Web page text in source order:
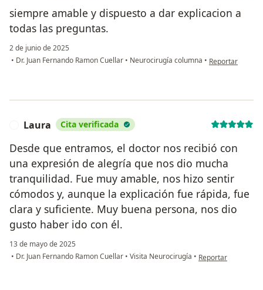
siempre amable y dispuesto a dar explicacion a
todas las preguntas.
2 de junio de 2025
• Dr. Juan Fernando Ramon Cuellar • Neurocirugía columna • en opinión del
Reportar
Laura Cita verificada
Desde que entramos, el doctor nos recibió con
una expresión de alegría que nos dio mucha
tranquilidad. Fue muy amable, nos hizo sentir
cómodos y, aunque la explicación fue rápida, fue
clara y suficiente. Muy buena persona, nos dio
gusto haber ido con él.
13 de mayo de 2025
• Dr. Juan Fernando Ramon Cuellar • Visita Neurocirugía • en opinión del
Reportar